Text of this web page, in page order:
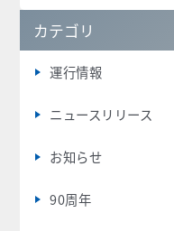
カテゴリ
運行情報
ニュースリリース
お知らせ
90周年